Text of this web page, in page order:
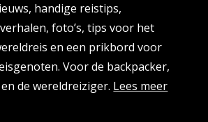
handige reistips,
foto’s, tips voor het
en een prikbord voor
Voor de backpacker,
de wereldreiziger. Lees meer